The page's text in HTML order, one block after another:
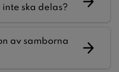
ska delas?
av samborna